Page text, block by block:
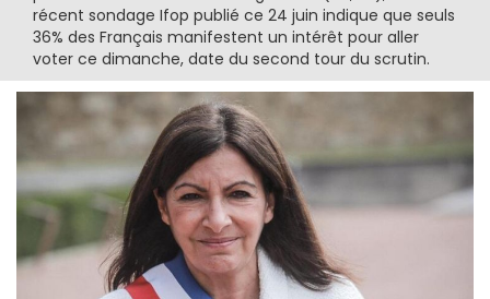
récent sondage Ifop publié ce 24 juin indique que seuls
36% des Français manifestent un intérêt pour aller
voter ce dimanche, date du second tour du scrutin.